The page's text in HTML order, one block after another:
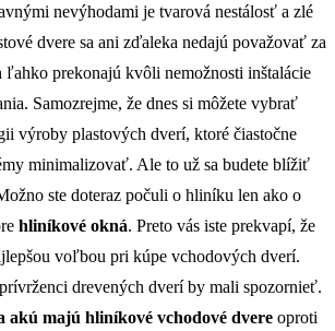
nevýhodami je tvarová nestálosť a zlé
dvere sa ani zďaleka nedajú považovať za
ľahko prekonajú kvôli nemožnosti inštalácie
Samozrejme, že dnes si môžete vybrať
výroby plastových dverí, ktoré čiastočne
minimalizovať. Ale to už sa budete blížiť
ste doteraz počuli o hliníku len ako o
hliníkové okná. Preto vás iste prekvapí, že
voľbou pri kúpe vchodových dverí.
drevených dverí by mali spozornieť.
akú majú hliníkové vchodové dvere oproti